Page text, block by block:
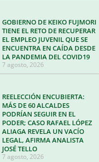
GOBIERNO DE KEIKO FUJMORI
TIENE EL RETO DE RECUPERAR
EL EMPLEO JUVENIL QUE SE
ENCUENTRA EN CAÍDA DESDE
LA PANDEMIA DEL COVID19
7 agosto, 2026
REELECCIÓN ENCUBIERTA:
MÁS DE 60 ALCALDES
PODRÍAN SEGUIR EN EL
PODER; CASO RAFAEL LÓPEZ
ALIAGA REVELA UN VACÍO
LEGAL, AFIRMA ANALISTA
JOSÉ TELLO
7 agosto, 2026